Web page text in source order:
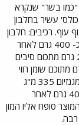
"כמו בשר" שנקרא
עשיר בחלבון
תבשיל בסגנוף עוף. רכיבים: חלבון
סויה מרוכז. ערכים תזונתיים ל-100 גרם מוצר יבש וכ- 400 גרם לאחר
השרייה אנרגיה 309 חלבונים 70 גרם פחמימות 21 גרם מתכום סיבים
10 גרם מתוכם סוכרים 0 גרם שומנים 1 גרם מתוכם שומן רווי
0.2 גרם כולסטרול 0 מג נתרן 85 מ"ג ברזל 9 מ"ג מגנזיום 335 מ"ג
שאלתי- האם המוצר הזה משמין? כי כתוב שיוצא 400 גרם לאחר
סופח אליו המון